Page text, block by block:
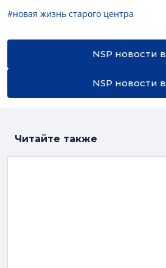
#новая жизнь старого центра
NSP новости в
NSP новости в
Читайте также